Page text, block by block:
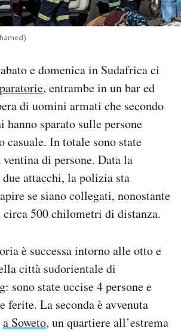
aiuto?
e domenica in Sudafrica ci
, entrambe in un bar ed
di uomini armati che secondo
sparato sulle persone
casuale. In totale sono state
di persone. Data la
attacchi, la polizia sta
se siano collegati, nonostante
circa 500 chilometri di distanza.
è successa intorno alle otto e
città sudorientale di
sono state uccise 4 persone e
ferite. La seconda è avvenuta
a Soweto, un quartiere all’estrema